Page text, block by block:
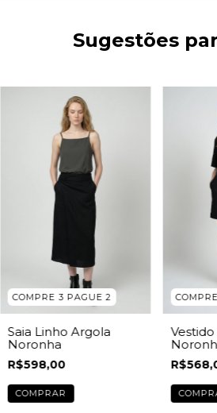
Sugestões
COMPRE 3 PAGUE 2
Saia Linho Argola
Noronha
R$598,00
COMPRAR